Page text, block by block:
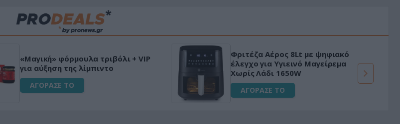
«Μαγική» φόρμουλα τριβόλι + VIP
για αύξηση της λίμπιντο
ΑΓΟΡΑΣΕ ΤΟ
Φριτέζα Αέρος 8Lt με ψηφιακό
έλεγχο για Υγιεινό Μαγείρεμα
Χωρίς Λάδι 1650W
ΑΓΟΡΑΣΕ ΤΟ